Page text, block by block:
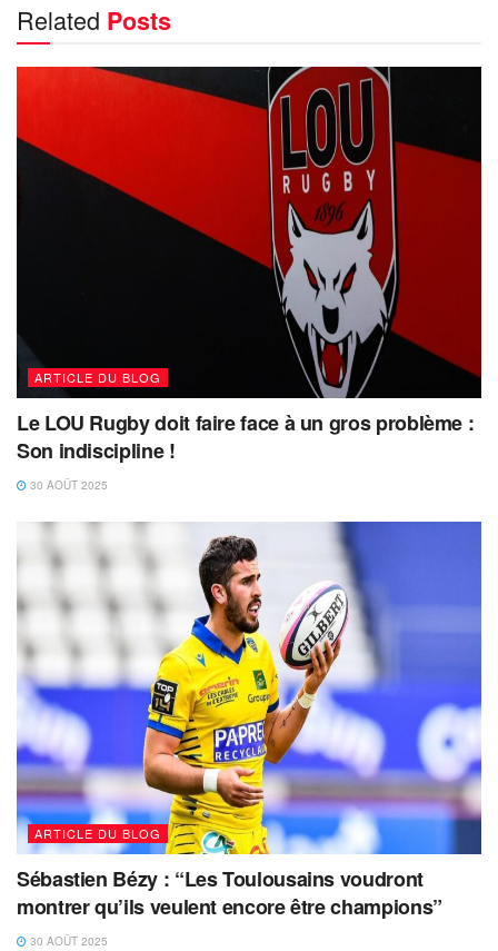
Related Posts
ARTICLE DU BLOG
Le LOU Rugby doit faire face à un gros problème :
Son indiscipline !
30 AOÛT 2025
ARTICLE DU BLOG
Sébastien Bézy : “Les Toulousains voudront
montrer qu’ils veulent encore être champions”
30 AOÛT 2025